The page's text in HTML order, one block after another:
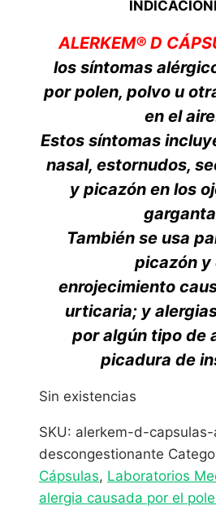
ALERKEM® D
los síntomas
por polen, polvo u
en el
Estos síntomas
nasal, estornudos,
y picazón en los
También se usa
picazón y
enrojecimiento
urticaria; y
por algún tipo de
picadura de
Sin existencias
SKU: alerkem-d-
descongestionante
Cápsulas, Laboratorios
alergia causada por el